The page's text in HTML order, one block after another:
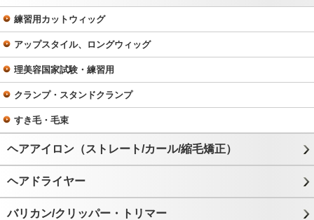
練習用カットウィッグ
アップスタイル、ロングウィッグ
理美容国家試験・練習用
クランプ・スタンドクランプ
すき毛・毛束
ヘアアイロン（ストレート/カール/縮毛矯正）
ヘアドライヤー
バリカン/クリッパー・トリマー